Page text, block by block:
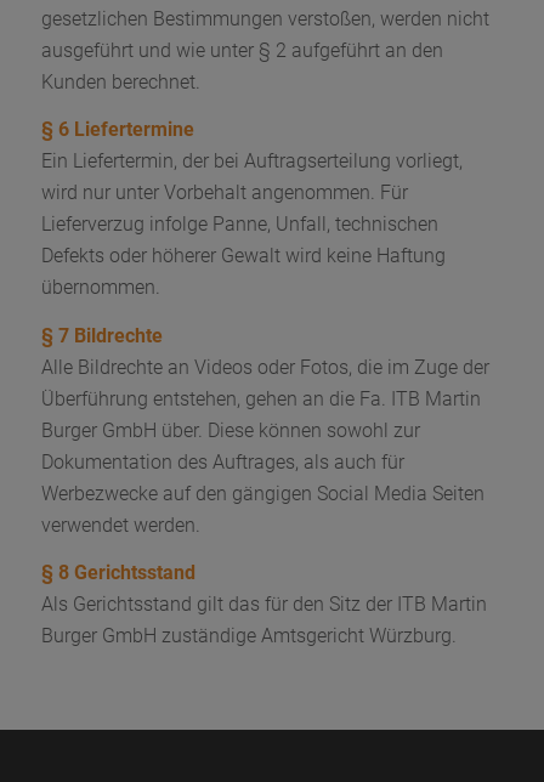
gesetzlichen Bestimmungen verstoßen, werden nicht
ausgeführt und wie unter § 2 aufgeführt an den
Kunden berechnet.
§ 6 Liefertermine
Ein Liefertermin, der bei Auftragserteilung vorliegt,
wird nur unter Vorbehalt angenommen. Für
Lieferverzug infolge Panne, Unfall, technischen
Defekts oder höherer Gewalt wird keine Haftung
übernommen.
§ 7 Bildrechte
Alle Bildrechte an Videos oder Fotos, die im Zuge der
Überführung entstehen, gehen an die Fa. ITB Martin
Burger GmbH über. Diese können sowohl zur
Dokumentation des Auftrages, als auch für
Werbezwecke auf den gängigen Social Media Seiten
verwendet werden.
§ 8 Gerichtsstand
Als Gerichtsstand gilt das für den Sitz der ITB Martin
Burger GmbH zuständige Amtsgericht Würzburg.